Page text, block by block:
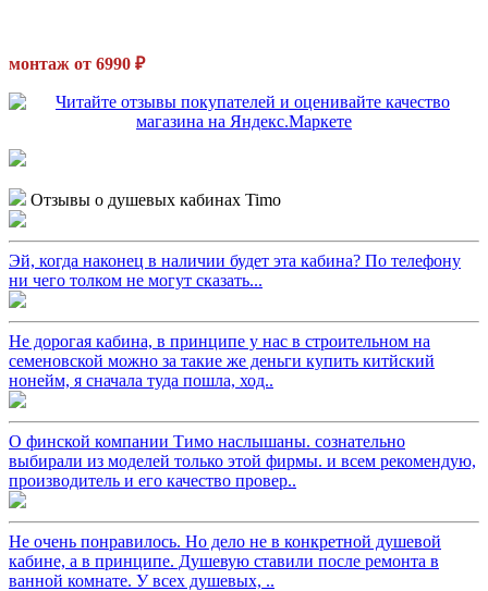
монтаж от 6990 ₽
Отзывы о душевых кабинах Timo
Эй, когда наконец в наличии будет эта кабина? По телефону
ни чего толком не могут сказать...
Не дорогая кабина, в принципе у нас в строительном на
семеновской можно за такие же деньги купить китйский
нонейм, я сначала туда пошла, ход..
О финской компании Тимо наслышаны. сознательно
выбирали из моделей только этой фирмы. и всем рекомендую,
производитель и его качество провер..
Не очень понравилось. Но дело не в конкретной душевой
кабине, а в принципе. Душевую ставили после ремонта в
ванной комнате. У всех душевых, ..